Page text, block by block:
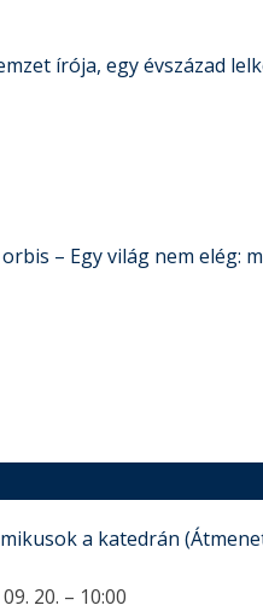
írója, egy évszázad
– Egy világ nem elég:
a katedrán
20. – 10:00